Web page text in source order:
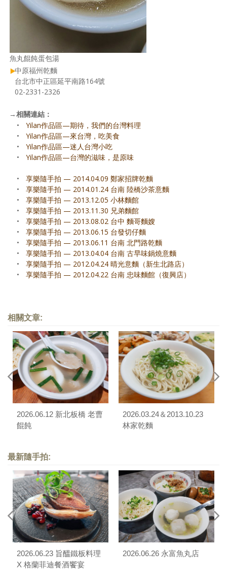
魚丸餛飩蛋包湯
中原福州乾麵
台北市中正區延平南路164號
02-2331-2326
→相關連結：
•
Yilan作品區—期待，我們的台灣料理
•
Yilan作品區—來台灣，吃美食
•
Yilan作品區—迷人台灣小吃
•
Yilan作品區—台灣的滋味，是原味
•
享樂隨手拍 — 2014.04.09 鄭家招牌乾麵
•
享樂隨手拍 — 2014.01.24 台南 陸橋沙茶意麵
•
享樂隨手拍 — 2013.12.05 小林麵館
•
享樂隨手拍 — 2013.11.30 兄弟麵館
•
享樂隨手拍 — 2013.08.02 台中 麵哥麵嫂
•
享樂隨手拍 — 2013.06.15 台發切仔麵
•
享樂隨手拍 — 2013.06.11 台南 北門路乾麵
•
享樂隨手拍 — 2013.04.04 台南 古早味鍋燒意麵
•
享樂隨手拍 — 2012.04.24 晴光意麵（新生北路店）
•
享樂隨手拍 — 2012.04.22 台南 忠味麵館（復興店）
相關文章:
2026.06.12 新北板橋 老曹
餛飩
2026.03.24＆2013.10.23
林家乾麵
最新隨手拍:
2026.06.23 旨醞鐵板料理
X 格蘭菲迪餐酒饗宴
2026.06.26 永富魚丸店